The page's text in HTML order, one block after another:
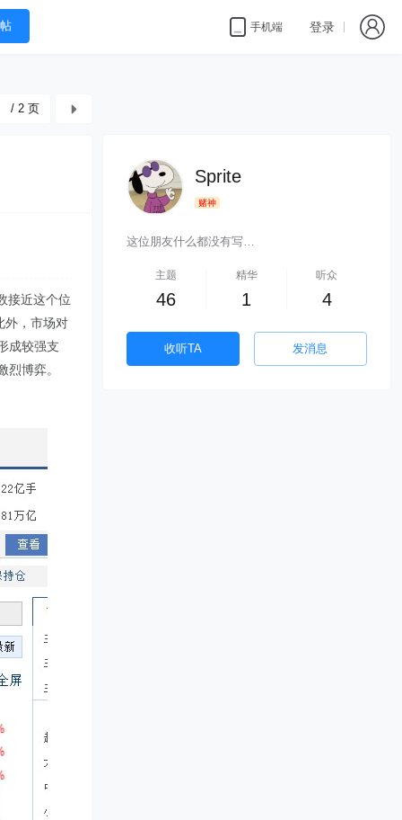
手机端 登录
/ 2 页
接近这个位
外，市场对
成较强支
博弈。
Sprite
赌神
这位朋友什么都没有写…
主题
46
精华
1
听众
4
收听TA 发消息